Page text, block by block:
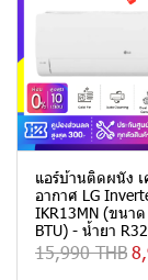
แอร์บ้านติดผนัง เ
อากาศ LG
IKR13MN (ขนา
BTU) - น้ำยา R32
15,990 THB